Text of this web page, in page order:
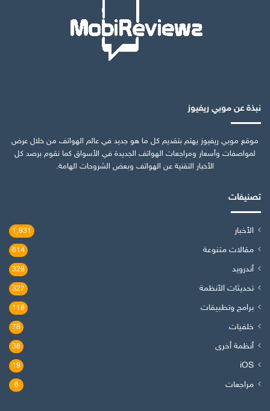
نبذة عن موبي ريفيوز
موقع موبي ريفيوز يهتم بتقديم كل ما هو جديد في عالم الهواتف من خلال عرض
لمواصفات وأسعار ومراجعات الهواتف الجديدة في الأسواق كما نقوم برصد كل
الأخبار التقنية عن الهواتف وبعض الشروحات الهامة.
تصنيفات
الأخبار 1٬931
مقالات متنوعة 614
أندرويد 328
تحديثات الأنظمة 327
برامج وتطبيقات 118
خلفيات 78
أنظمة أخرى 38
iOS
19
مراجعات 6